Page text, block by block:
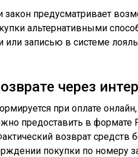
закон предусматривает
альтернативными
записью в системе
через
при оплате
предоставить в формате
возврат средств
покупки по номеру